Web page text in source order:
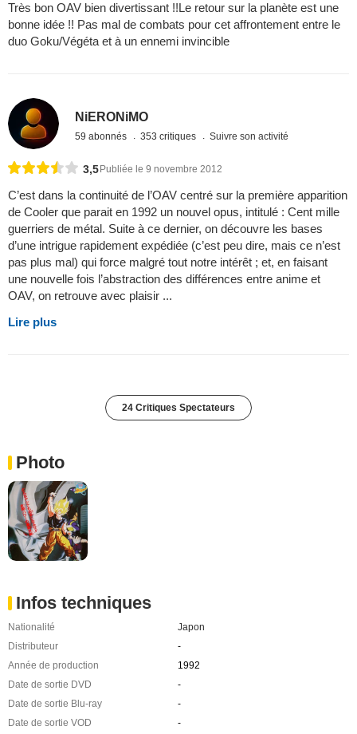
Très bon OAV bien divertissant !!Le retour sur la planète est une
bonne idée !! Pas mal de combats pour cet affrontement entre le
duo Goku/Végéta et à un ennemi invincible
NiERONiMO
59 abonnés 353 critiques Suivre son activité
3,5 Publiée le 9 novembre 2012
C’est dans la continuité de l’OAV centré sur la première apparition
de Cooler que parait en 1992 un nouvel opus, intitulé : Cent mille
guerriers de métal. Suite à ce dernier, on découvre les bases
d’une intrigue rapidement expédiée (c’est peu dire, mais ce n’est
pas plus mal) qui force malgré tout notre intérêt ; et, en faisant
une nouvelle fois l’abstraction des différences entre anime et
OAV, on retrouve avec plaisir ...
Lire plus
24 Critiques Spectateurs
Photo
Infos techniques
Nationalité
Japon
Distributeur
-
Année de production
1992
Date de sortie DVD
-
Date de sortie Blu-ray
-
Date de sortie VOD
-